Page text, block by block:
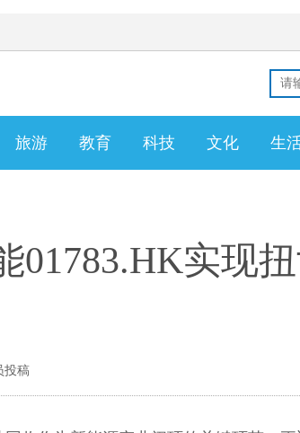
旅游 教育 科技 文化 生
01783.HK实现
投稿